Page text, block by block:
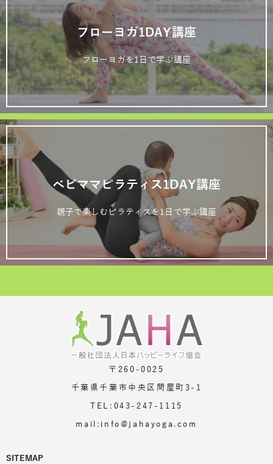
フローヨガ1DAY講座
フローヨガを1日で学ぶ講座
ベビママピラティス1DAY講座
親子で楽しむピラティスを1日で学ぶ講座
〒260-0025
千葉県千葉市中央区問屋町3-1
TEL:043-247-1115
mail:info@jahayoga.com
SITEMAP